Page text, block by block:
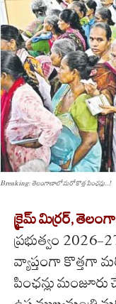
Breaking: తెలంగాణాలో మరో కొత్త పింఛన్లు...!
క్రైమ్మిర్రర్,
ప్రభుత్వం 2026-
వ్యాప్తంగా కొత్తగా
పింఛన్లు మంజూరు